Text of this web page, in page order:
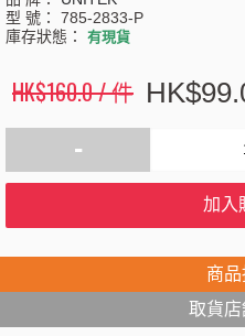
型 號： 785-2833-P
庫存狀態： 有現貨
HK$160.0 / 件
-
加入
商
取貨